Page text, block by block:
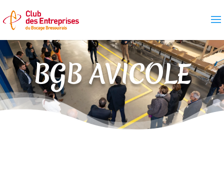
BGB AVICOLE